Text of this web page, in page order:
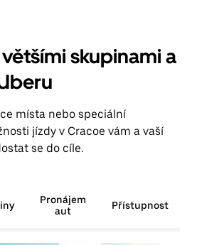
skupinami a
místa nebo speciální
jízdy v Cracoe vám a vaší
se do cíle.
Pronájem
aut
Přístupnost